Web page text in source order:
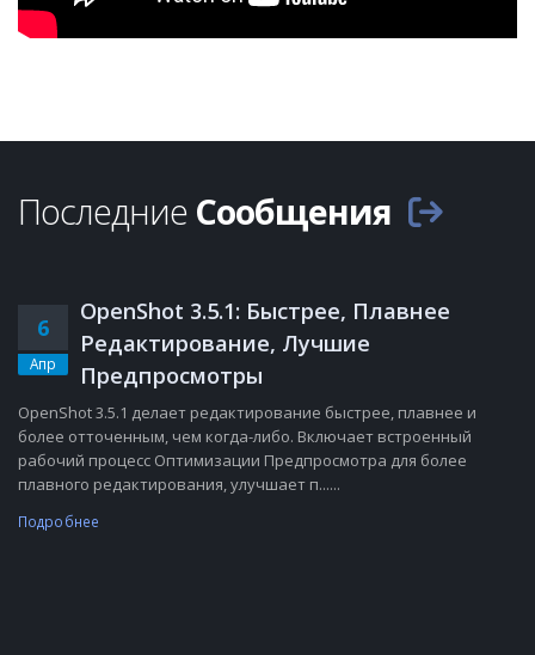
Последние Сообщения
6
Апр
OpenShot 3.5.1: Быстрее, Плавнее
Редактирование, Лучшие
Предпросмотры
OpenShot 3.5.1 делает редактирование быстрее, плавнее и
более отточенным, чем когда-либо. Включает встроенный
рабочий процесс Оптимизации Предпросмотра для более
плавного редактирования, улучшает п......
Подробнее